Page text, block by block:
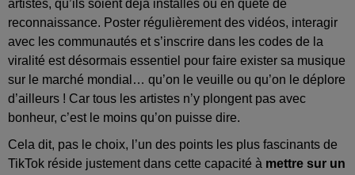
artistes, qu’ils soient déjà installés ou en quête de
reconnaissance. Poster régulièrement des vidéos, interagir
avec les communautés et s’inscrire dans les codes de la
viralité est désormais essentiel pour faire exister sa musique
sur le marché mondial… qu’on le veuille ou qu’on le déplore
d’ailleurs ! Car tous les artistes n’y plongent pas avec
bonheur, c’est le moins qu’on puisse dire.
Cela dit, pas le choix, l’un des points les plus fascinants de
TikTok réside justement dans cette capacité à mettre sur un